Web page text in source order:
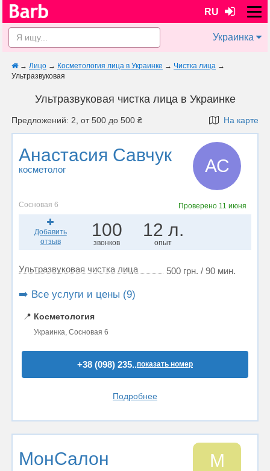
RU
Украинка
→ Лицо → Косметология лица в Украинке → Чистка лица →
Ультразвуковая
Ультразвуковая чистка лица в Украинке
Предложений: 2, от 500 до 500 ₴ На карте
Анастасия Савчук
косметолог АС
Сосновая 6 Проверено 11 июня
Добавить
отзыв
100
звонков
12 л.
опыт
Ультразвуковая чистка лица 500 грн. / 90 мин.
➡️ Все услуги и цены (9)
📍 Косметология
Украинка, Сосновая 6
+38 (098) 235..показать номер
Подробнее
МонСалон М